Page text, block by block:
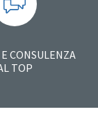
CONSULENZA
TOP